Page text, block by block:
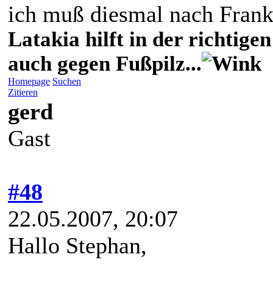
ich muß diesmal nach
Latakia hilft in der richtigen
auch gegen Fußpilz...
Homepage Suchen
Zitieren
gerd
Gast
#48
22.05.2007, 20:07
Hallo Stephan,